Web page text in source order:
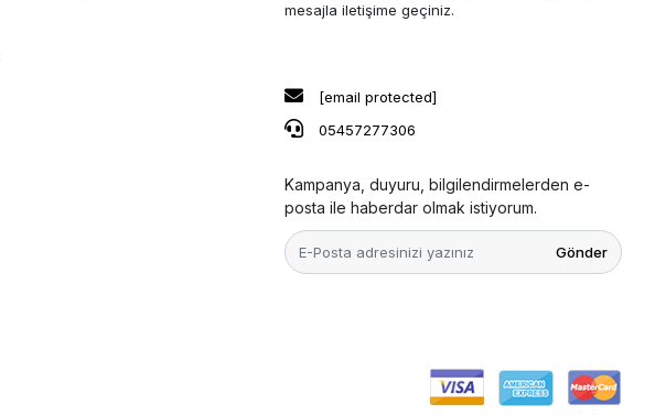
mesajla iletişime geçiniz.
[email protected]
05457277306
Kampanya, duyuru, bilgilendirmelerden e-
posta ile haberdar olmak istiyorum.
Gönder